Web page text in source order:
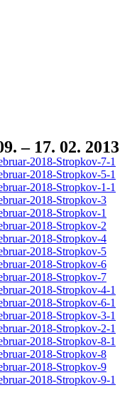
– 17. 02. 2013